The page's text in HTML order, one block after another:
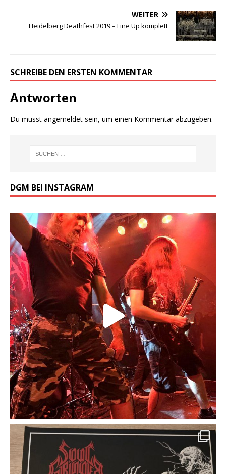
WEITER
Heidelberg Deathfest 2019 – Line Up komplett
SCHREIBE DEN ERSTEN KOMMENTAR
Antworten
Du musst angemeldet sein, um einen Kommentar abzugeben.
DGM BEI INSTAGRAM